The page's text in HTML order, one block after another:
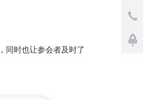
同时也让参会者及时了